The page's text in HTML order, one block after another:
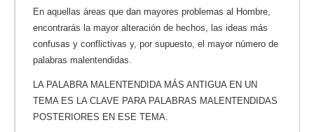
En aquellas áreas que dan mayores problemas al Hombre,
encontrarás la mayor alteración de hechos, las ideas más
confusas y conflictivas y, por supuesto, el mayor número de
palabras malentendidas.
LA PALABRA MALENTENDIDA MÁS ANTIGUA EN UN
TEMA ES LA CLAVE PARA PALABRAS MALENTENDIDAS
POSTERIORES EN ESE TEMA.